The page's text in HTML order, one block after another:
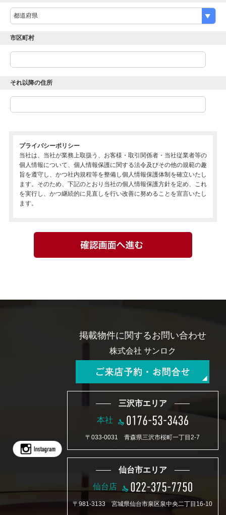
市区町村
それ以降の住所
プライバシーポリシー
当社は、当社が業務上取扱う、お客様・取引関係者・当社従業者等の
個人情報について、個人情報保護に関する法令及びその他の規範の趣
旨を遵守し、かつ社内規程等を整備し個人情報保護体制を確立いたし
ます。そのため、下記のとおり当社の個人情報保護方針を定め、これ
を実行し、かつ継続的に見直しを行い改善に努めることを宣言いたし
ます。
1.当社は、個人情報保護規程等の社内規程を定め、これらを当社従業
者（役員、社員、契約社員、派遣社員、パートタイマー、アルバイト
等を含む）その他の関係者に周知徹底し実行いたします。
い、個人情報の主体である本人（以下、本人といいます）に対し、個
な限りにおいて行い、本人が事前に同意した場合を除き、個人情報の
5.当社は、本人から事前の同意を得た場合を除き、個人情報を第三者
に提供することを原則として禁止します。
6.当社は、業務を委託するために個人情報を業務委託先に提供する場
合や、個人情報を当社の関係会社との間で共同利用する場合等、業務
対してのみ個人情報を提供させていただくことがあります。これらの
場合、業務委託先等との間で必要な秘密保持契約 等を締結し、その
他法令上必要な措置を講じます。
7.当社は、保有個人データについて、本人から開示、訂正、利用停止
等の求めを受けた場合に速やかに対応する体制を整備します。
8.当社は、個人情報の取扱いに関する苦情について、適切かつ迅速な
掲載物件に関するお問い合わせ
株式会社 サンロク
三沢市エリア
本社
〒033-0031 青森県三沢市桜町一丁目2-7
仙台市エリア
仙台店
〒981-3133 宮城県仙台市泉区泉中央二丁目16-10